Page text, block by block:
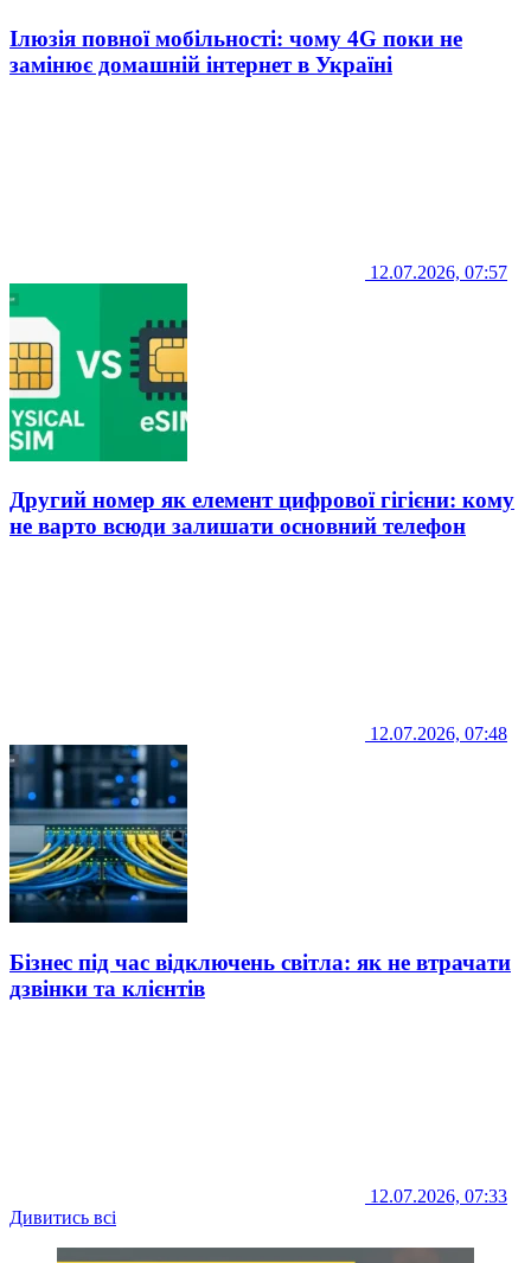
Ілюзія повної мобільності: чому 4G поки не
замінює домашній інтернет в Україні
12.07.2026, 07:57
Другий номер як елемент цифрової гігієни: кому
не варто всюди залишати основний телефон
12.07.2026, 07:48
Бізнес під час відключень світла: як не втрачати
дзвінки та клієнтів
12.07.2026, 07:33
Дивитись всі